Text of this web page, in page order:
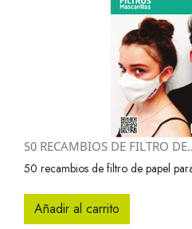
50 RECAMBIOS DE FILTRO
50 recambios de filtro de papel
Añadir al carrito